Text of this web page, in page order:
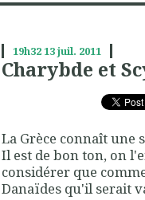
19h3213juil. 2011
Charybde et
La Grèce connaît
Il est de bon ton, on
considérer que
Danaïdes qu'il serait